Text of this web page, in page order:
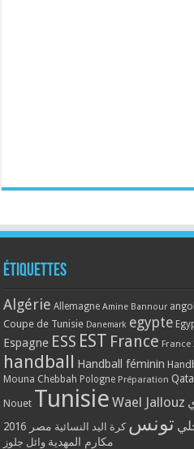
Étiquettes
Algérie Allemagne Amine Bannour
Coupe de Tunisie Danemark egypte
Espagne ESS EST France France
handball Handball féminin
Mouna Chebbah Pologne Préparation
Nouet Tunisie Wael Jallouz
تونس كرة اليد النسائية مصر 2016
مكارم المهدية وائل جلوز